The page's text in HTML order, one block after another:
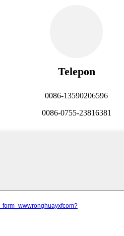
Telepon
0086-13590206596
0086-0755-23816381